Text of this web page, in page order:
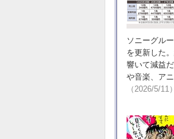
ソニーグル
を更新した
響いて減益
や音楽、ア
（2026/5/11）